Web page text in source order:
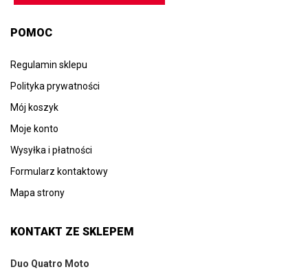
POMOC
Regulamin sklepu
Polityka prywatności
Mój koszyk
Moje konto
Wysyłka i płatności
Formularz kontaktowy
Mapa strony
KONTAKT ZE SKLEPEM
Duo Quatro Moto